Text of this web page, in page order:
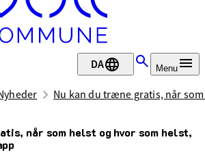
DA Menu
Nu kan du træne gratis, når som
når som helst og hvor som helst,
2026